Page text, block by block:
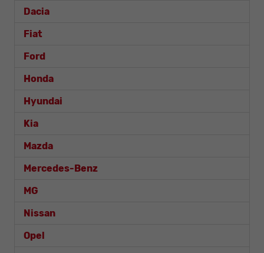
Dacia
Fiat
Ford
Honda
Hyundai
Kia
Mazda
Mercedes-Benz
MG
Nissan
Opel